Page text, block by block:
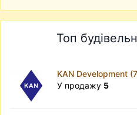
Топ
KAN Development
У продажу 5